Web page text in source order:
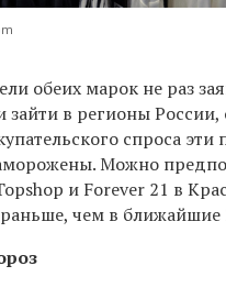
обеих марок не раз
зайти в регионы России,
спроса
Можно
и Forever 21 в
чем в ближайшие